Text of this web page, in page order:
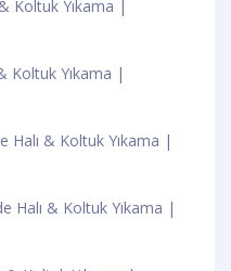
Koltuk Yıkama |
Koltuk Yıkama |
Halı & Koltuk Yıkama |
Halı & Koltuk Yıkama |